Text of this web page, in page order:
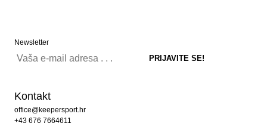
Newsletter
Kontakt
office@keepersport.hr
+43 676 7664611